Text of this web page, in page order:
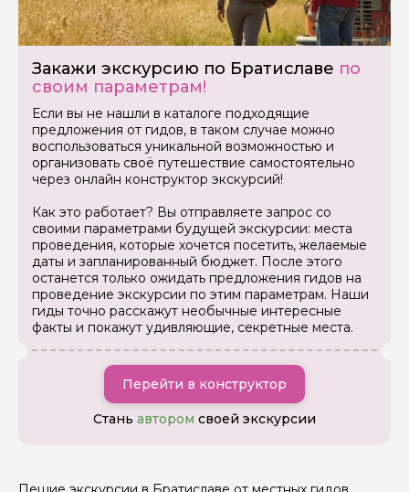
Закажи экскурсию по Братиславе по
своим параметрам!
Если вы не нашли в каталоге подходящие
предложения от гидов, в таком случае можно
воспользоваться уникальной возможностью и
организовать своё путешествие самостоятельно
через онлайн конструктор экскурсий!
Как это работает? Вы отправляете запрос со
своими параметрами будущей экскурсии: места
проведения, которые хочется посетить, желаемые
даты и запланированный бюджет. После этого
останется только ожидать предложения гидов на
проведение экскурсии по этим параметрам. Наши
гиды точно расскажут необычные интересные
факты и покажут удивляющие, секретные места.
Перейти в конструктор
Стань автором своей экскурсии
Как вас зовут
Ваша электронная почта
Ваш номер телефона
Вопросы и комментарии
Если у вас есть интересующие вопросы, можете их
задать